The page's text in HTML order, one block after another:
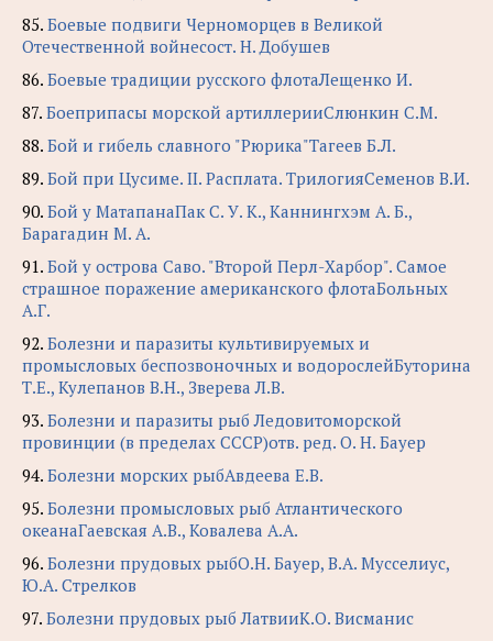
85. Боевые подвиги Черноморцев в Великой
Отечественной войнесост. Н. Добушев
86. Боевые традиции русского флотаЛещенко И.
87. Боеприпасы морской артиллерииСлюнкин С.М.
88. Бой и гибель славного "Рюрика"Тагеев Б.Л.
89. Бой при Цусиме. II. Расплата. ТрилогияСеменов В.И.
90. Бой у МатапанаПак С. У. К., Каннингхэм А. Б.,
Барагадин М. А.
91. Бой у острова Саво. "Второй Перл-Харбор". Самое
страшное поражение американского флотаБольных
А.Г.
92. Болезни и паразиты культивируемых и
промысловых беспозвоночных и водорослейБуторина
Т.Е., Кулепанов В.Н., Зверева Л.В.
93. Болезни и паразиты рыб Ледовитоморской
провинции (в пределах СССР)отв. ред. О. Н. Бауер
94. Болезни морских рыбАвдеева Е.В.
95. Болезни промысловых рыб Атлантического
океанаГаевская А.В., Ковалева А.А.
96. Болезни прудовых рыбО.Н. Бауер, В.А. Мусселиус,
Ю.А. Стрелков
97. Болезни прудовых рыб ЛатвииК.О. Висманис